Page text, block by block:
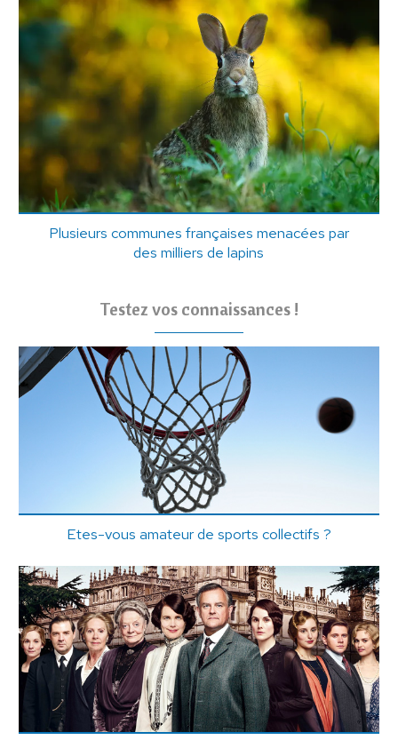
Plusieurs communes françaises menacées par
des milliers de lapins
Testez vos connaissances !
Etes-vous amateur de sports collectifs ?